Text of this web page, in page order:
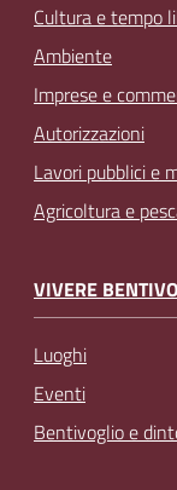
Cultura e tempo
Ambiente
Imprese e
Autorizzazioni
Lavori pubblici e
Agricoltura e
VIVERE
Luoghi
Eventi
Bentivoglio e